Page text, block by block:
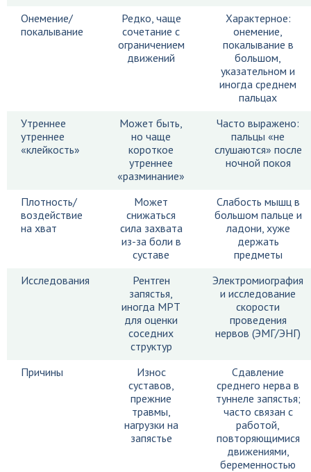
Онемение/
покалывание
Редко, чаще
сочетание с
ограничением
движений
Характерное:
онемение,
покалывание в
большом,
указательном и
иногда среднем
пальцах
Утреннее
утреннее
«клейкость»
Может быть,
но чаще
короткое
утреннее
«разминание»
Часто выражено:
пальцы «не
слушаются» после
ночной покоя
Плотность/
воздействие
на хват
Может
снижаться
сила захвата
из-за боли в
суставе
Слабость мышц в
большом пальце и
ладони, хуже
держать
предметы
Исследования
Рентген
запястья,
иногда МРТ
для оценки
соседних
структур
Электромиография
и исследование
скорости
проведения
нервов (ЭМГ/ЭНГ)
Причины
Износ
суставов,
прежние
травмы,
нагрузки на
запястье
Сдавление
среднего нерва в
туннеле запястья;
часто связан с
работой,
повторяющимися
движениями,
беременностью